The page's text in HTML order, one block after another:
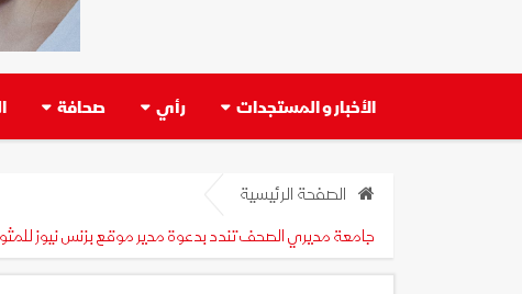
الأخبار و المستجدات رأي صحافة
الصفحة الرئيسية
جامعة مديري الصحف تندد بدعوة مدير موقع بزنس نيوز